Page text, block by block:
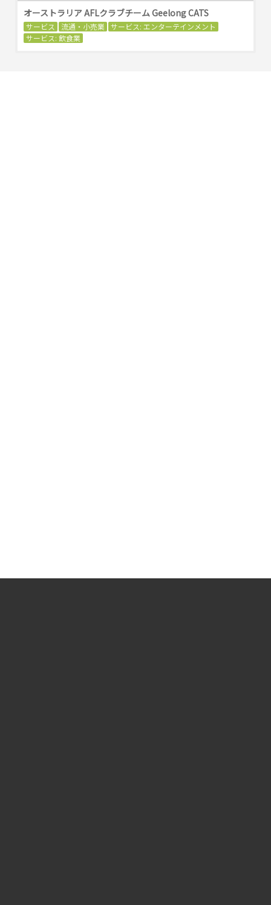
オーストラリア AFLクラブチーム Geelong CATS
サービス 流通・小売業 サービス: エンターテインメント
サービス: 飲食業